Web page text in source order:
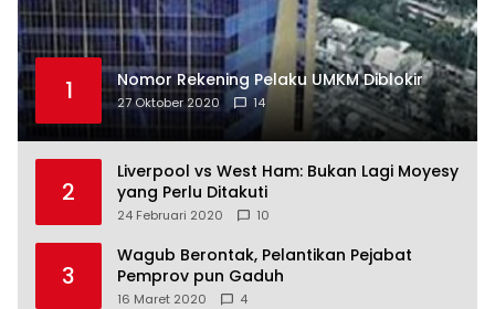
1 Nomor Rekening Pelaku UMKM Diblokir
27 Oktober 2020 14
2
Liverpool vs West Ham: Bukan Lagi Moyesy
yang Perlu Ditakuti
24 Februari 2020 10
3
Wagub Berontak, Pelantikan Pejabat
Pemprov pun Gaduh
16 Maret 2020 4